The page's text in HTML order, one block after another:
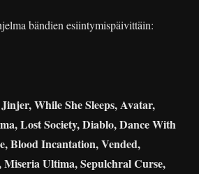
bändien esiintymispäivittäin:
While She Sleeps, Avatar,
Lost Society, Diablo, Dance With
Blood Incantation, Vended,
Miseria Ultima, Sepulchral Curse,